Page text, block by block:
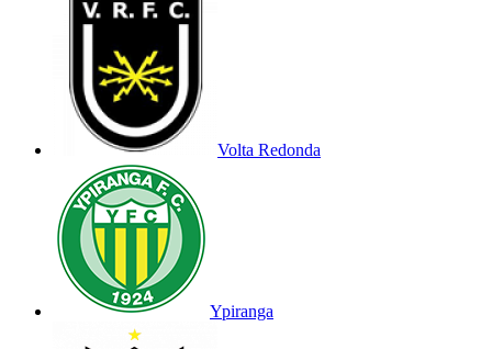
Volta Redonda
Ypiranga